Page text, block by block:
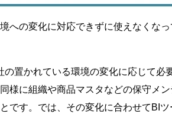
への変化に対応できずに使えなくなっ
置かれている環境の変化に応じて必
様に組織や商品マスタなどの保守メ
です。では、その変化に合わせてBI